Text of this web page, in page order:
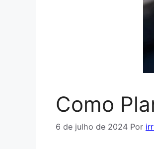
Como
6 de julho de 2024 Por